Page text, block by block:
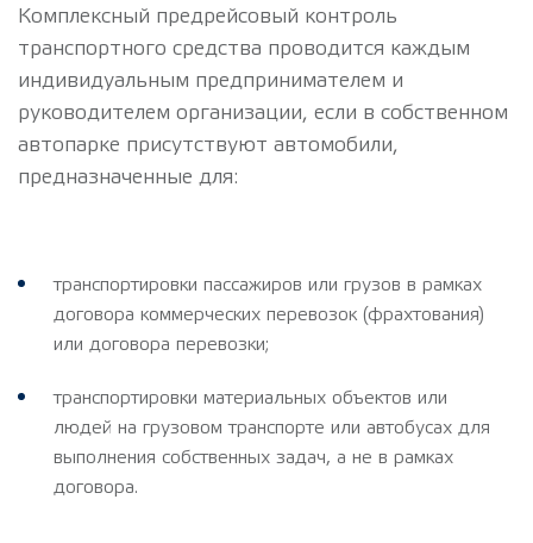
Комплексный предрейсовый контроль
транспортного средства проводится каждым
индивидуальным предпринимателем и
руководителем организации, если в собственном
автопарке присутствуют автомобили,
предназначенные для:
транспортировки пассажиров или грузов в рамках
договора коммерческих перевозок (фрахтования)
или договора перевозки;
транспортировки материальных объектов или
людей на грузовом транспорте или автобусах для
выполнения собственных задач, а не в рамках
договора.